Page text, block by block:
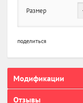
Размер
поделиться
Модификации
Отзывы